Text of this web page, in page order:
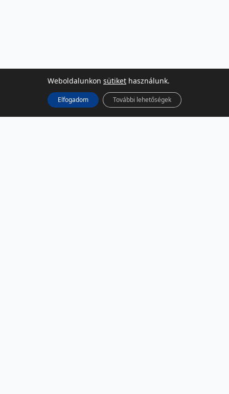
Weboldalunkon sütiket használunk.
Elfogadom További lehetőségek